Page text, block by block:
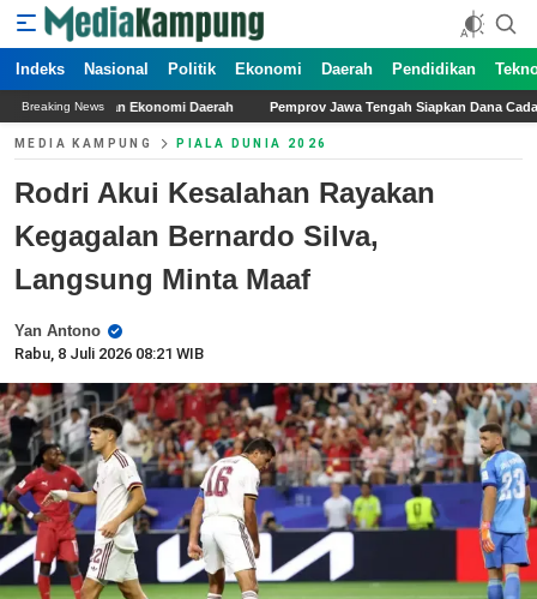
Indeks Nasional Politik Ekonomi Daerah Pendidikan
Breaking News
Daerah Pemprov Jawa Tengah Siapkan Dana Cadangan Rp1,2 Triliun untuk
MEDIA KAMPUNG PIALA DUNIA 2026
Rodri Akui Kesalahan Rayakan
Kegagalan Bernardo Silva,
Langsung Minta Maaf
Yan Antono
Rabu, 8 Juli 2026 08:21 WIB